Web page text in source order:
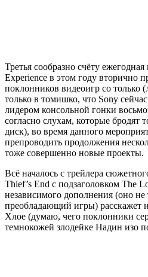
Третья сообразно счёту
Experience в этом году вторично
поклонников видеоигр со только
только в томишко, что Sony
лидером консольной гонки
согласно слухам, которые бродят
диск), во время данного
препроводить продолжения
тоже совершенно новые проекты.
Всё началось с трейлера
Thief’s End с подзаголовком The
независимого дополнения (оно не
преобладающий игры) расскажет
Хлое (думаю, чего поклонники
темнокожей злодейке Надин изо